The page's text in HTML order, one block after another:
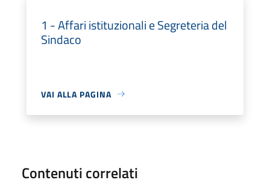
1 - Affari istituzionali e Segreteria del
Sindaco
VAI ALLA PAGINA
Contenuti correlati